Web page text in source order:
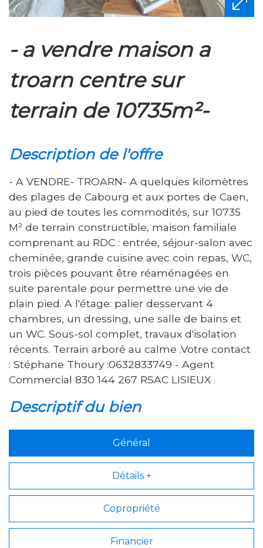
- a vendre maison a
troarn centre sur
terrain de 10735m²-
description de l'offre
- A VENDRE- TROARN- A quelques kilomètres
des plages de Cabourg et aux portes de Caen,
au pied de toutes les commodités, sur 10735
M² de terrain constructible, maison familiale
comprenant au RDC : entrée, séjour-salon avec
cheminée, grande cuisine avec coin repas, WC,
trois pièces pouvant être réaménagées en
suite parentale pour permettre une vie de
plain pied. A l'étage: palier desservant 4
chambres, un dressing, une salle de bains et
un WC. Sous-sol complet, travaux d'isolation
récents. Terrain arboré au calme .Votre contact
: Stéphane Thoury :0632833749 - Agent
Commercial 830 144 267 RSAC LISIEUX .
descriptif du bien
Général
Détails +
Copropriété
Financier